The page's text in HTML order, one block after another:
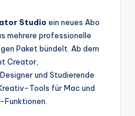
Studio ein neues Abo
mehrere professionelle
Paket bündelt. Ab dem
Creator,
und Studierende
Tools für Mac und
Funktionen.